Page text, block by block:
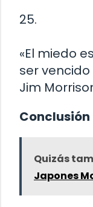
25.
«El miedo
ser
Jim
Conclusión
Quizás
Japones